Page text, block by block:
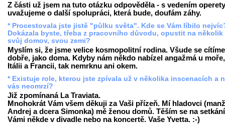
Z části už jsem na tuto otázku odpověděla - s vedením operety
uvažujeme o další spolupráci, která bude, doufám záhy.
* Procestovala jste jistě "půlku světa". Kde se Vám líbilo
Dokázala byste, třeba z pracovního důvodu, opustit na několik
svůj domov, svou zemi?
Myslím si, že jsme velice kosmopolitní rodina. Všude se cítíme
dobře, jako doma. Kdyby nám někdo nabízel angažmá u
Itálii a Francii, tak nemrknu ani okem.
* Existuje role, kterou jste zpívala už v několika inscenacích a
vás neomrzí?
Již zpomínaná La Traviata.
Mnohokrát Vám všem děkuji za Vaši přízeň. Mí hladovci
Andrej a dcera Simonka) mě ženou domů. Těším se na
Vámi někde v divadle nebo na koncertě. Vaše Yvetta. :-)